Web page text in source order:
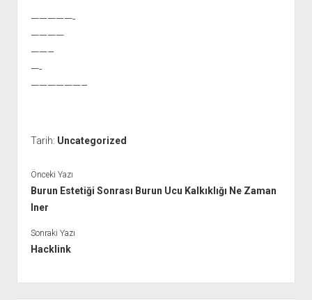
—————-
————
——–
—-
——————–
Tarih: Uncategorized
Önceki Yazı
Burun Estetiği Sonrası Burun Ucu Kalkıklığı Ne Zaman
Iner
Sonraki Yazı
Hacklink